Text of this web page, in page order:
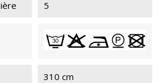
5
310 cm